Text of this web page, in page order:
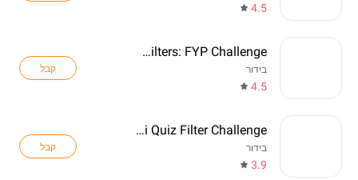
4.5
Funny Filters: FYP Challenge
בידור
4.5
קבל
Mini Quiz Filter Challenge
בידור
3.9
קבל